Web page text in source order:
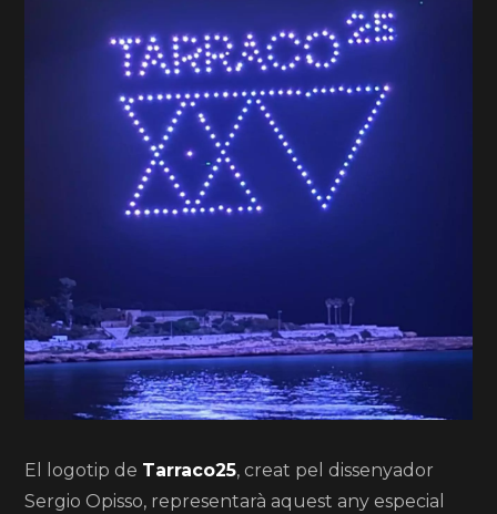
El logotip de Tarraco25, creat pel dissenyador
Sergio Opisso, representarà aquest any especial